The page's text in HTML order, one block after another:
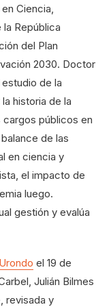
Ciencia,
República
del Plan
2030. Doctor
de la
historia de la
públicos en
de las
en ciencia y
el impacto de
luego.
gestión y evalúa
el 19 de
Julián Bilmes
revisada y